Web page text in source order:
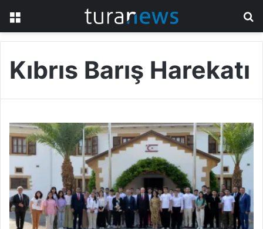
Kıbrıs Barış Harekatı